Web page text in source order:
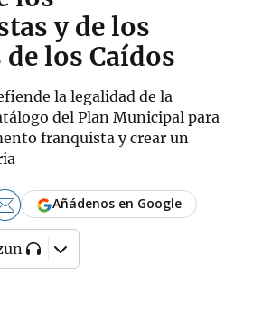
y de los
los Caídos
la legalidad de la
del Plan Municipal para
franquista y crear un
Añádenos en Google